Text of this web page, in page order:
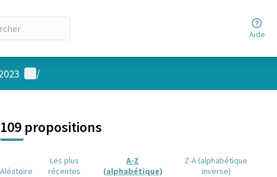
Aide
Menu utilisateur
/
109 propositions
Aléatoire
Les plus
récentes
A-Z
(alphabétique)
Z-A (alphabétique
inverse)